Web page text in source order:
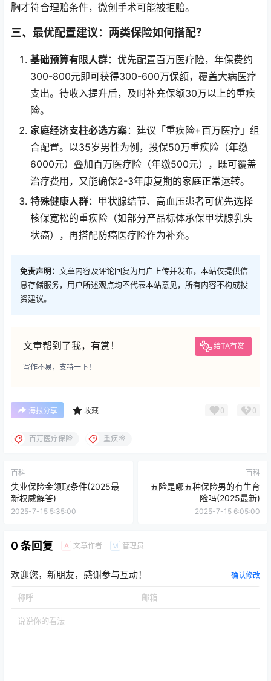
胸才符合理赔条件，微创手术可能被拒赔。
三、最优配置建议：两类保险如何搭配？
基础预算有限人群：优先配置百万医疗险，年保费约
300-800元即可获得300-600万保额，覆盖大病医疗
支出。待收入提升后，及时补充保额30万以上的重疾
险。
家庭经济支柱必选方案：建议「重疾险+百万医疗」组
合配置。以35岁男性为例，投保50万重疾险（年缴
6000元）叠加百万医疗险（年缴500元），既可覆盖
治疗费用，又能确保2-3年康复期的家庭正常运转。
特殊健康人群：甲状腺结节、高血压患者可优先选择
核保宽松的重疾险（如部分产品标体承保甲状腺乳头
状癌），再搭配防癌医疗险作为补充。
免责声明： 文章内容及评论回复为用户上传并发布，本站仅提供信
息存储服务，用户所述观点均不代表本站意见，所有内容不构成投
资建议。
文章帮到了我，有赏！ 给TA有赏
写作不易，支持一下！
海报分享 收藏 0 0
百万医疗保险 重疾险
百科
失业保险金领取条件(2025最
新权威解答)
2025-7-15 5:35:00
百科
五险是哪五种保险男的有生育
险吗(2025最新)
2025-7-15 6:05:00
0 条回复 A 文章作者 M 管理员
欢迎您，新朋友，感谢参与互动！ 确认修改